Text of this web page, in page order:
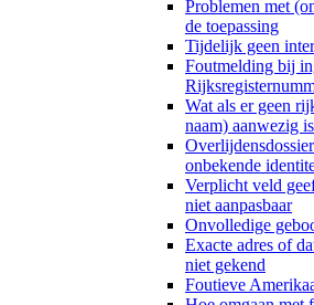
Problemen met
de toepassing
Tijdelijk geen
Foutmelding bij
Wat als er geen
naam) aanwezig
onbekende
Verplicht veld
niet aanpasbaar
Onvolledige
Exacte adres of
niet gekend
Foutieve